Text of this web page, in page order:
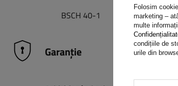
BSCH 40-1
Garanție
Folosim
marketing –
multe
condițiile de
urile din